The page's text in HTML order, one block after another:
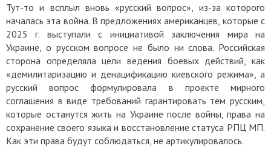
Тут-то и всплыл вновь «русский вопрос», из-за которого
началась эта война. В предложениях американцев, которые с
2025 г. выступали с инициативой заключения мира на
Украине, о русском вопросе не было ни слова. Российская
сторона определяла цели ведения боевых действий, как
«демилитаризацию и денацификацию киевского режима», а
русский вопрос формулировала в проекте мирного
соглашения в виде требований гарантировать тем русским,
которые останутся жить на Украине после войны, права на
сохранение своего языка и восстановление статуса РПЦ МП.
Как эти права будут соблюдаться, не артикулировалось.